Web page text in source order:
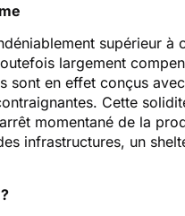
supérieur à
largement
sont en effet conçus
Cette
momentané de la
infrastructures, un